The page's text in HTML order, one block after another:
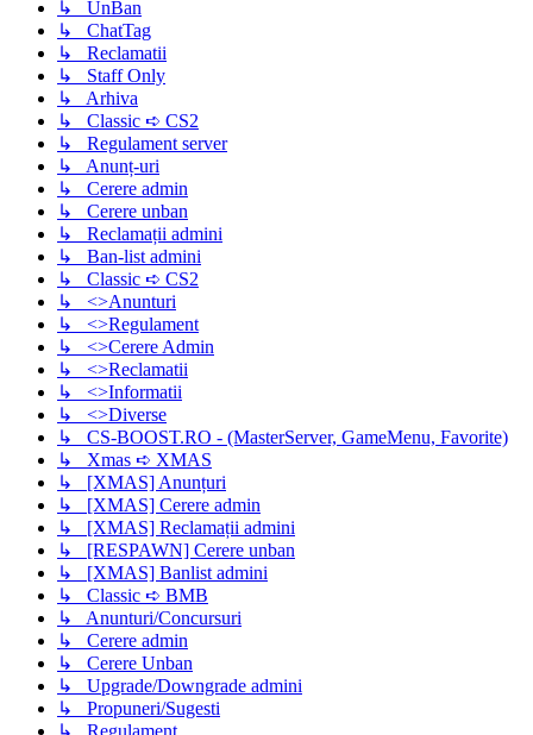
↳ UnBan
↳ ChatTag
↳ Reclamatii
↳ Staff Only
↳ Arhiva
↳ Classic ➪ CS2
↳ Regulament server
↳ Anunț-uri
↳ Cerere admin
↳ Cerere unban
↳ Reclamații admini
↳ Ban-list admini
↳ Classic ➪ CS2
↳ <>Anunturi
↳ <>Regulament
↳ <>Cerere Admin
↳ <>Reclamatii
↳ <>Informatii
↳ <>Diverse
↳ CS-BOOST.RO - (MasterServer, GameMenu, Favorite)
↳ Xmas ➪ XMAS
↳ [XMAS] Anunțuri
↳ [XMAS] Cerere admin
↳ [XMAS] Reclamații admini
↳ [RESPAWN] Cerere unban
↳ [XMAS] Banlist admini
↳ Classic ➪ BMB
↳ Anunturi/Concursuri
↳ Cerere admin
↳ Cerere Unban
↳ Upgrade/Downgrade admini
↳ Propuneri/Sugesti